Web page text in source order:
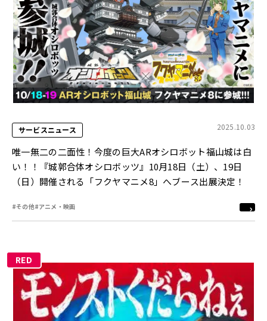
サービスニュース 2025.10.03
唯一無二の二面性！今度の巨大ARオシロボット福山城は白
い！！『城郭合体オシロボッツ』10月18日（土）、19日
（日）開催される「フクヤマニメ8」へブース出展決定！
#その他#アニメ・映画
RED